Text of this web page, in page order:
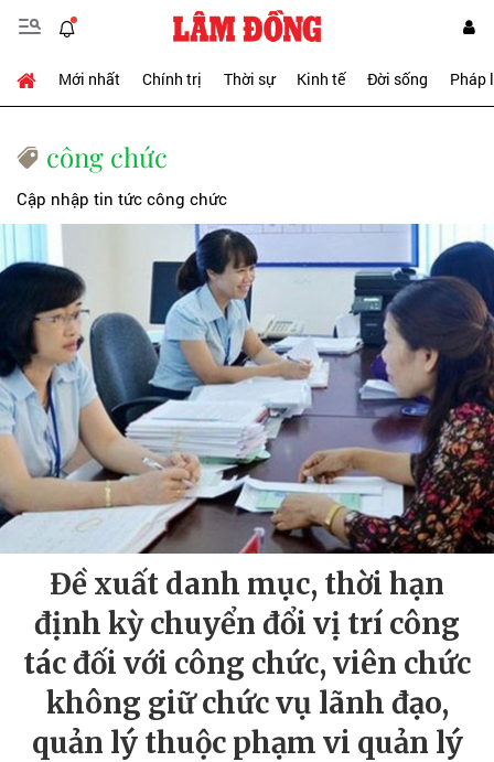
Mới nhất Chính trị Thời sự Kinh tế Đời sống Pháp
công chức
Cập nhập tin tức công chức
Đề xuất danh mục, thời hạn
định kỳ chuyển đổi vị trí công
tác đối với công chức, viên chức
không giữ chức vụ lãnh đạo,
quản lý thuộc phạm vi quản lý